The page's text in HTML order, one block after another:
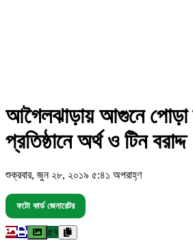
আগৈলঝাড়ায় আগুনে পোড়া
প্রতিষ্ঠানে অর্থ ও টিন বরাদ্দ
শুক্রবার, জুন ২৮, ২০১৯ ৫:৪১ অপরাহ্ণ
ফটো কার্ড জেনারেটর
৫৭